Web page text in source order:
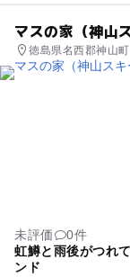
マスの家（神山
徳島県名西郡神山
未評価
0件
虹鱒と雨後がつれ
ンド